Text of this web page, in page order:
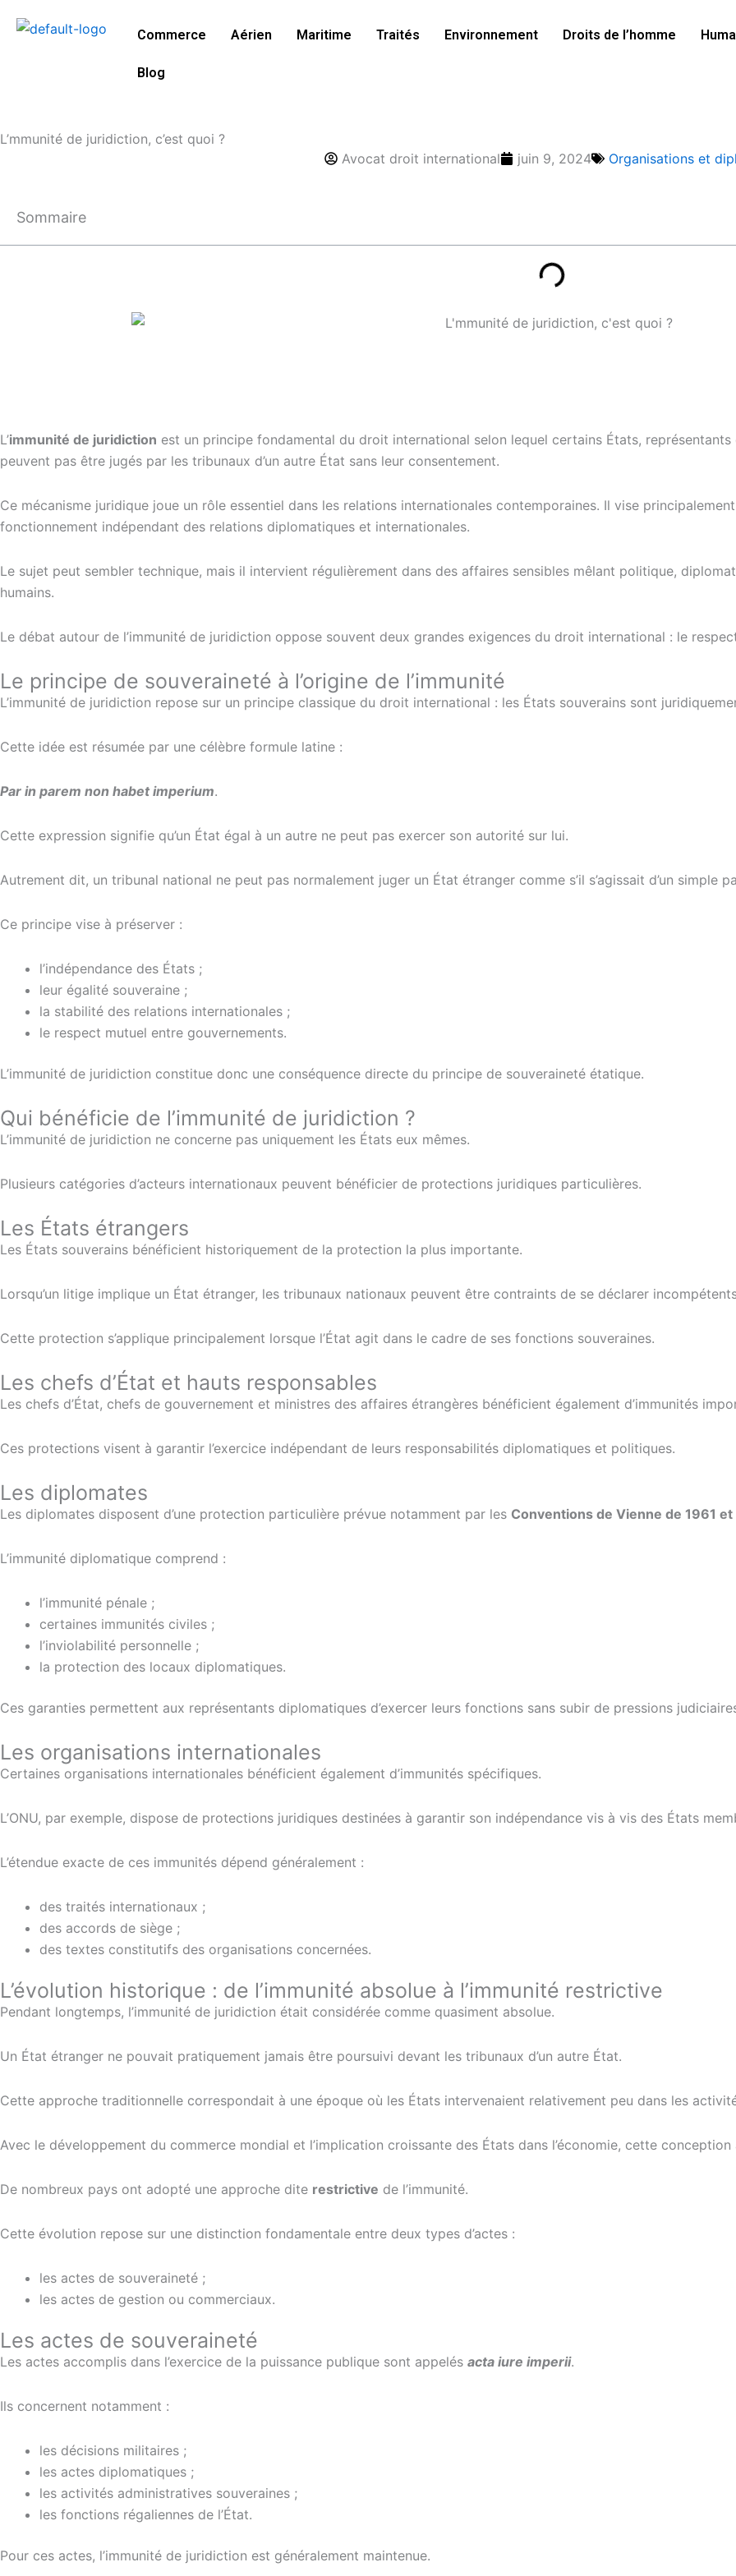
Commerce Aérien Maritime Traités Environnement Droits de l’homme
Blog
L’mmunité de juridiction, c’est quoi ?
Avocat droit international
juin 9, 2024 Organisations et
Sommaire
L’immunité de juridiction est un principe fondamental du droit international selon lequel certains États,
peuvent pas être jugés par les tribunaux d’un autre État sans leur consentement.
Ce mécanisme juridique joue un rôle essentiel dans les relations internationales contemporaines. Il vise
fonctionnement indépendant des relations diplomatiques et internationales.
Le sujet peut sembler technique, mais il intervient régulièrement dans des affaires sensibles mêlant politique,
humains.
Le débat autour de l’immunité de juridiction oppose souvent deux grandes exigences du droit international : le
Le principe de souveraineté à l’origine de l’immunité
L’immunité de juridiction repose sur un principe classique du droit international : les États souverains sont
Cette idée est résumée par une célèbre formule latine :
Par in parem non habet imperium.
Cette expression signifie qu’un État égal à un autre ne peut pas exercer son autorité sur lui.
Autrement dit, un tribunal national ne peut pas normalement juger un État étranger comme s’il s’agissait d’un simple
Ce principe vise à préserver :
l’indépendance des États ;
leur égalité souveraine ;
la stabilité des relations internationales ;
le respect mutuel entre gouvernements.
L’immunité de juridiction constitue donc une conséquence directe du principe de souveraineté étatique.
Qui bénéficie de l’immunité de juridiction ?
L’immunité de juridiction ne concerne pas uniquement les États eux mêmes.
Plusieurs catégories d’acteurs internationaux peuvent bénéficier de protections juridiques particulières.
Les États étrangers
Les États souverains bénéficient historiquement de la protection la plus importante.
Lorsqu’un litige implique un État étranger, les tribunaux nationaux peuvent être contraints de se déclarer
Cette protection s’applique principalement lorsque l’État agit dans le cadre de ses fonctions souveraines.
Les chefs d’État et hauts responsables
Les chefs d’État, chefs de gouvernement et ministres des affaires étrangères bénéficient également d’immunités
Ces protections visent à garantir l’exercice indépendant de leurs responsabilités diplomatiques et politiques.
Les diplomates
Les diplomates disposent d’une protection particulière prévue notamment par les Conventions de Vienne de 1961
L’immunité diplomatique comprend :
l’immunité pénale ;
certaines immunités civiles ;
l’inviolabilité personnelle ;
la protection des locaux diplomatiques.
Ces garanties permettent aux représentants diplomatiques d’exercer leurs fonctions sans subir de pressions
Les organisations internationales
Certaines organisations internationales bénéficient également d’immunités spécifiques.
L’ONU, par exemple, dispose de protections juridiques destinées à garantir son indépendance vis à vis des États
L’étendue exacte de ces immunités dépend généralement :
des traités internationaux ;
des accords de siège ;
des textes constitutifs des organisations concernées.
L’évolution historique : de l’immunité absolue à l’immunité restrictive
Pendant longtemps, l’immunité de juridiction était considérée comme quasiment absolue.
Un État étranger ne pouvait pratiquement jamais être poursuivi devant les tribunaux d’un autre État.
Cette approche traditionnelle correspondait à une époque où les États intervenaient relativement peu dans les
Avec le développement du commerce mondial et l’implication croissante des États dans l’économie, cette
De nombreux pays ont adopté une approche dite restrictive de l’immunité.
Cette évolution repose sur une distinction fondamentale entre deux types d’actes :
les actes de souveraineté ;
les actes de gestion ou commerciaux.
Les actes de souveraineté
Les actes accomplis dans l’exercice de la puissance publique sont appelés acta iure imperii.
Ils concernent notamment :
les décisions militaires ;
les actes diplomatiques ;
les activités administratives souveraines ;
les fonctions régaliennes de l’État.
Pour ces actes, l’immunité de juridiction est généralement maintenue.